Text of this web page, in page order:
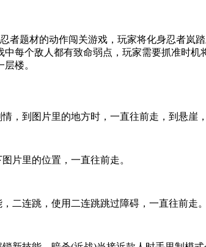
者题材的动作闯关游戏，玩家将化身忍者岚
中每个敌人都有致命弱点，玩家需要抓准时
楼。
，到图片里的地方时，一直往前走，到悬崖，
片里的位置，一直往前走。
二连跳，使用二连跳跳过障碍，一直往前走。